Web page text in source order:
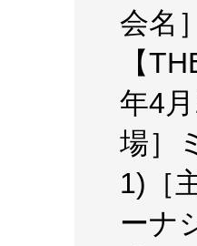
会名
【
年4
場］
1)［
ーナ